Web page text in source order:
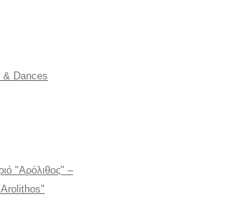
& Dances
"Αρόλιθος" –